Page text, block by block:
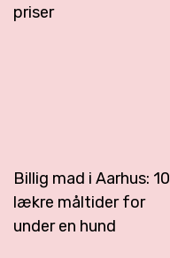
priser
Billig mad i Aarhus: 10
lækre måltider for
under en hund